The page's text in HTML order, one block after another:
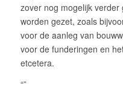
zover nog mogelijk
worden gezet, zoals
voor de aanleg van
voor de funderingen en
etcetera.
“”